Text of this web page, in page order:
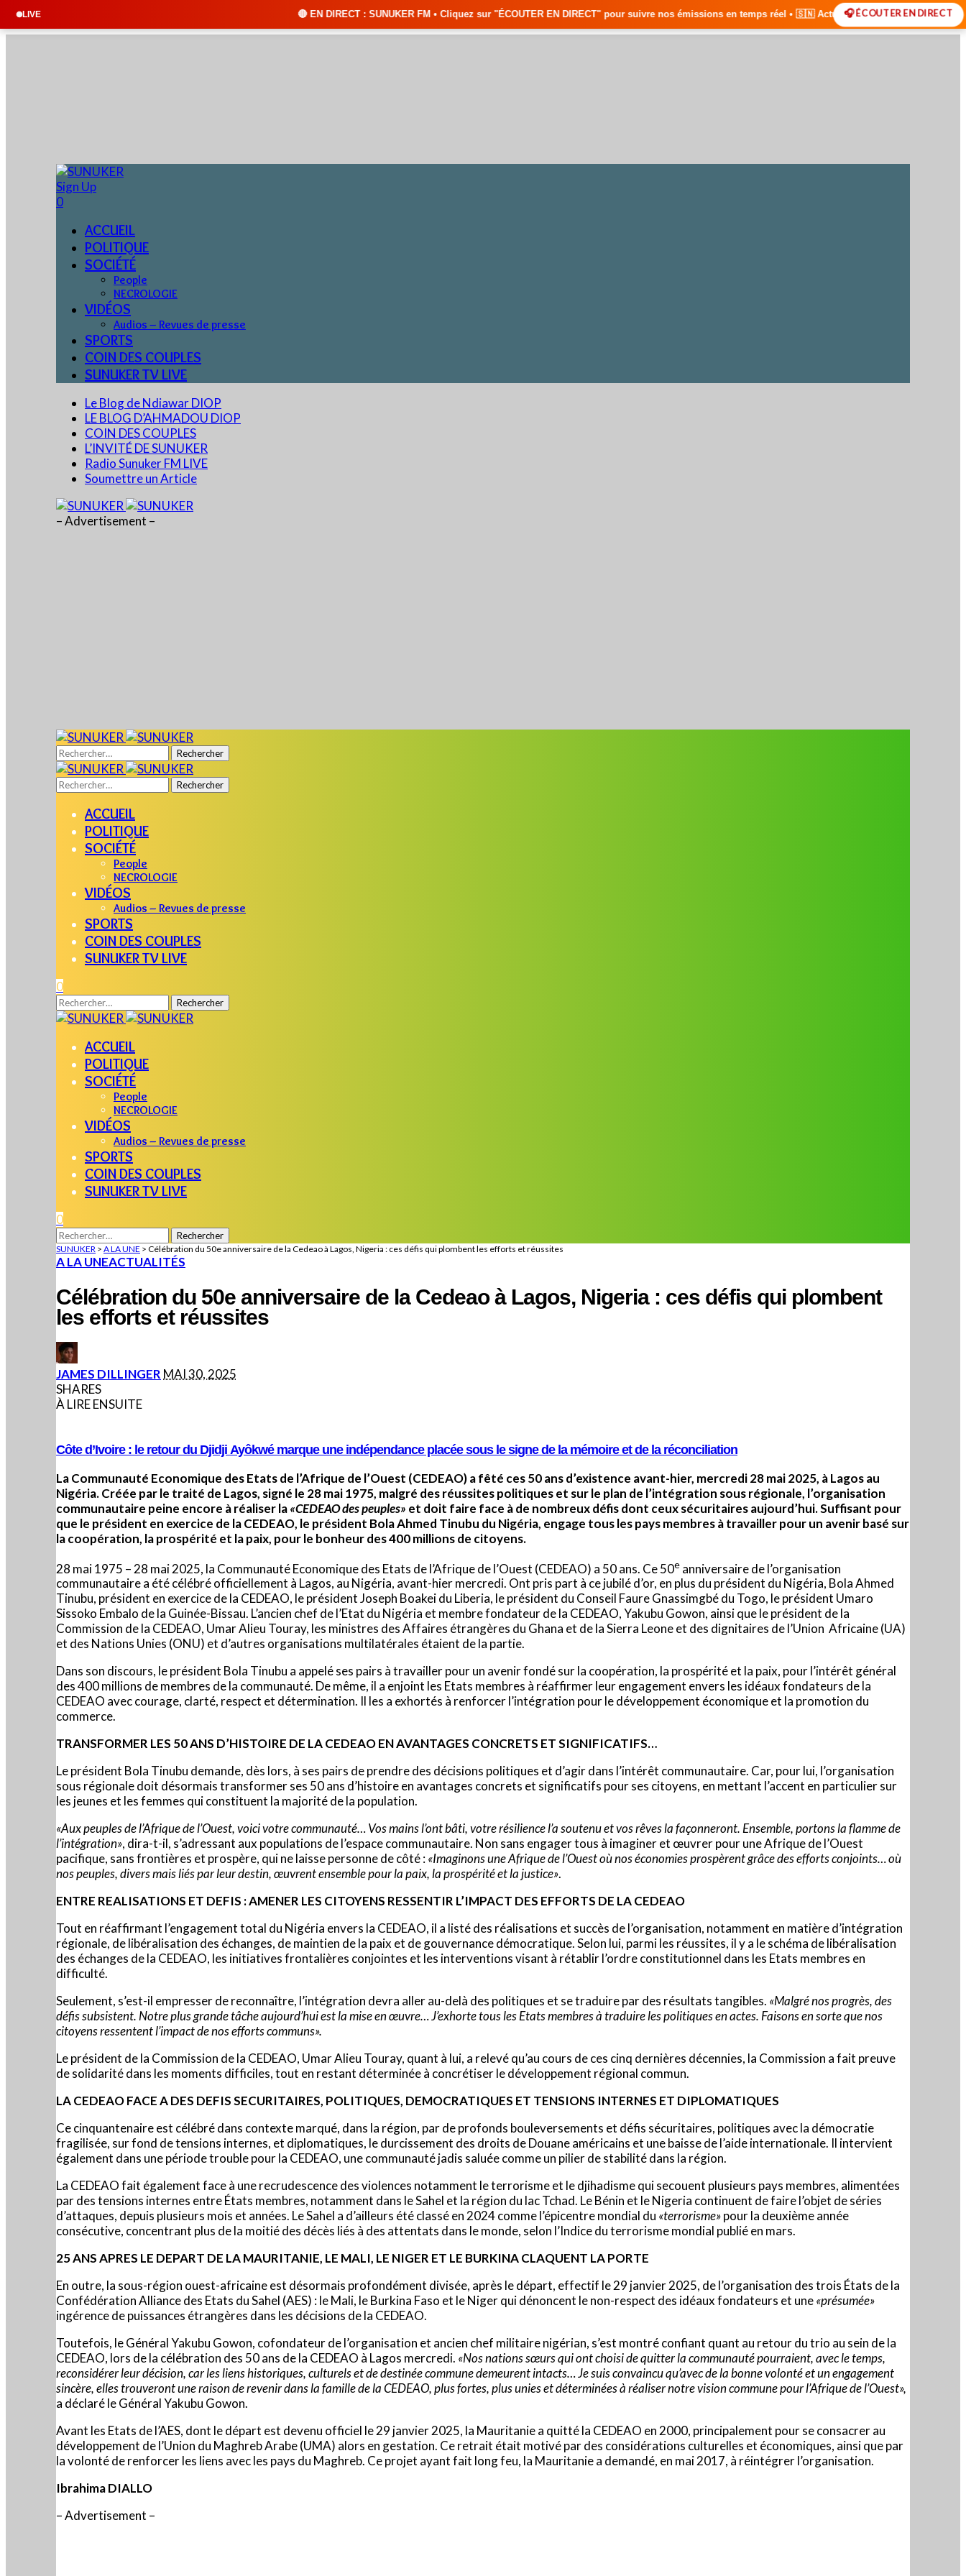
LIVE 🔴 EN DIRECT : SUNUKER FM • Cliquez sur "ÉCOUTER EN DIRECT" pour suivre nos émissions en temps réel • 🇸🇳 Actualités du Sénégal • 🌍 Actualités🎧 ÉCOUTER EN DIRECT
Sign Up
0
ACCUEIL
POLITIQUE
SOCIÉTÉ
People
NECROLOGIE
VIDÉOS
Audios – Revues de presse
SPORTS
COIN DES COUPLES
SUNUKER TV LIVE
Le Blog de Ndiawar DIOP
LE BLOG D’AHMADOU DIOP
COIN DES COUPLES
L’INVITÉ DE SUNUKER
Radio Sunuker FM LIVE
Soumettre un Article
– Advertisement –
Rechercher :
Rechercher :
ACCUEIL
POLITIQUE
SOCIÉTÉ
People
NECROLOGIE
VIDÉOS
Audios – Revues de presse
SPORTS
COIN DES COUPLES
SUNUKER TV LIVE
0
Rechercher :
ACCUEIL
POLITIQUE
SOCIÉTÉ
People
NECROLOGIE
VIDÉOS
Audios – Revues de presse
SPORTS
COIN DES COUPLES
SUNUKER TV LIVE
0
Rechercher :
SUNUKER > A LA UNE > Célébration du 50e anniversaire de la Cedeao à Lagos, Nigeria : ces défis qui plombent les efforts et réussites
A LA UNEACTUALITÉS
Célébration du 50e anniversaire de la Cedeao à Lagos, Nigeria : ces défis qui plombent
les efforts et réussites
POSTED
BY
JAMES DILLINGER MAI 30, 2025
SHARES
À LIRE ENSUITE
Côte d’Ivoire : le retour du Djidji Ayôkwé marque une indépendance placée sous le signe de la mémoire et de la réconciliation
La Communauté Economique des Etats de l’Afrique de l’Ouest (CEDEAO) a fêté ces 50 ans d’existence avant-hier, mercredi 28 mai 2025, à Lagos au
Nigéria. Créée par le traité de Lagos, signé le 28 mai 1975, malgré des réussites politiques et sur le plan de l’intégration sous régionale, l’organisation
communautaire peine encore à réaliser la«CEDEAO des peuples» et doit faire face à de nombreux défis dont ceux sécuritaires aujourd’hui.Suffisant pour
que le président en exercice de la CEDEAO, le président Bola Ahmed Tinubu du Nigéria, engage tous les pays membres à travailler pour un avenir basé sur
la coopération, la prospérité et la paix, pour le bonheur des 400 millions de citoyens.
28 mai 1975 – 28 mai 2025, la Communauté Economique des Etats de l’Afrique de l’Ouest (CEDEAO) a 50 ans. Ce 50e anniversaire de l’organisation
communautaire a été célébré officiellement à Lagos, au Nigéria, avant-hier mercredi. Ont pris part à ce jubilé d’or, en plus du président du Nigéria, Bola Ahmed
Tinubu, président en exercice de la CEDEAO, le président Joseph Boakei du Liberia, le président du Conseil Faure Gnassimgbé du Togo, le président Umaro
Sissoko Embalo de la Guinée-Bissau. L’ancien chef de l’Etat du Nigéria et membre fondateur de la CEDEAO, Yakubu Gowon, ainsi que le président de la
Commission de la CEDEAO, Umar Alieu Touray, les ministres des Affaires étrangères du Ghana et de la Sierra Leone et des dignitaires de l’Union Africaine (UA)
et des Nations Unies (ONU) et d’autres organisations multilatérales étaient de la partie.
Dans son discours, le président Bola Tinubu a appelé ses pairs à travailler pour un avenir fondé sur la coopération, la prospérité et la paix, pour l’intérêt général
des 400 millions de membres de la communauté. De même, il a enjoint les Etats membres à réaffirmer leur engagement envers les idéaux fondateurs de la
CEDEAO avec courage, clarté, respect et détermination. Il les a exhortés à renforcer l’intégration pour le développement économique et la promotion du
commerce.
TRANSFORMER LES 50 ANS D’HISTOIRE DE LA CEDEAO EN AVANTAGES CONCRETS ET SIGNIFICATIFS…
Le président Bola Tinubu demande, dès lors, à ses pairs de prendre des décisions politiques et d’agir dans l’intérêt communautaire. Car, pour lui, l’organisation
sous régionale doit désormais transformer ses 50 ans d’histoire en avantages concrets et significatifs pour ses citoyens, en mettant l’accent en particulier sur
les jeunes et les femmes qui constituent la majorité de la population.
«Aux peuples de l’Afrique de l’Ouest, voici votre communauté… Vos mains l’ont bâti, votre résilience l’a soutenu et vos rêves la façonneront. Ensemble, portons la flamme de
l’intégration», dira-t-il, s’adressant aux populations de l’espace communautaire. Non sans engager tous à imaginer et œuvrer pour une Afrique de l’Ouest
pacifique, sans frontières et prospère, qui ne laisse personne de côté :«Imaginons une Afrique de l’Ouest où nos économies prospèrent grâce des efforts conjoints… où
nos peuples, divers mais liés par leur destin, œuvrent ensemble pour la paix, la prospérité et la justice».
ENTRE REALISATIONS ET DEFIS : AMENER LES CITOYENS RESSENTIR L’IMPACT DES EFFORTS DE LA CEDEAO
Tout en réaffirmant l’engagement total du Nigéria envers la CEDEAO, il a listé des réalisations et succès de l’organisation, notamment en matière d’intégration
régionale, de libéralisation des échanges, de maintien de la paix et de gouvernance démocratique. Selon lui, parmi les réussites, il y a le schéma de libéralisation
des échanges de la CEDEAO, les initiatives frontalières conjointes et les interventions visant à rétablir l’ordre constitutionnel dans les Etats membres en
difficulté.
Seulement, s’est-il empresser de reconnaître, l’intégration devra aller au-delà des politiques et se traduire par des résultats tangibles. «Malgré nos progrès, des
défis subsistent. Notre plus grande tâche aujourd’hui est la mise en œuvre… J’exhorte tous les Etats membres à traduire les politiques en actes. Faisons en sorte que nos
citoyens ressentent l’impact de nos efforts communs».
Le président de la Commission de la CEDEAO, Umar Alieu Touray, quant à lui, a relevé qu’au cours de ces cinq dernières décennies, la Commission a fait preuve
de solidarité dans les moments difficiles, tout en restant déterminée à concrétiser le développement régional commun.
LA CEDEAO FACE A DES DEFIS SECURITAIRES, POLITIQUES, DEMOCRATIQUES ET TENSIONS INTERNES ET DIPLOMATIQUES
Ce cinquantenaire est célébré dans contexte marqué, dans la région, par de profonds bouleversements et défis sécuritaires, politiques avec la démocratie
fragilisée, sur fond de tensions internes, et diplomatiques, le durcissement des droits de Douane américains et une baisse de l’aide internationale. Il intervient
également dans une période trouble pour la CEDEAO, une communauté jadis saluée comme un pilier de stabilité dans la région.
La CEDEAO fait également face à une recrudescence des violences notamment le terrorisme et le djihadisme qui secouent plusieurs pays membres, alimentées
par des tensions internes entre États membres, notamment dans le Sahel et la région du lac Tchad. Le Bénin et le Nigeria continuent de faire l’objet de séries
d’attaques, depuis plusieurs mois et années. Le Sahel a d’ailleurs été classé en 2024 comme l’épicentre mondial du «terrorisme»pour la deuxième année
consécutive, concentrant plus de la moitié des décès liés à des attentats dans le monde, selon l’Indice du terrorisme mondial publié en mars.
25 ANS APRES LE DEPART DE LA MAURITANIE, LE MALI, LE NIGER ET LE BURKINA CLAQUENT LA PORTE
En outre, la sous-région ouest-africaine est désormais profondément divisée, après le départ, effectif le 29 janvier 2025, de l’organisation des trois États de la
Confédération Alliance des Etats du Sahel (AES) : le Mali, le Burkina Faso et le Niger qui dénoncent le non-respect des idéaux fondateurs et une«présumée»
ingérence de puissances étrangères dans les décisions de la CEDEAO.
Toutefois, le Général Yakubu Gowon, cofondateur de l’organisation et ancien chef militaire nigérian, s’est montré confiant quant au retour du trio au sein de la
CEDEAO, lors de la célébration des 50 ans de la CEDEAO à Lagos mercredi. «Nos nations sœurs qui ont choisi de quitter la communauté pourraient, avec le temps,
reconsidérer leur décision, car les liens historiques, culturels et de destinée commune demeurent intacts… Je suis convaincu qu’avec de la bonne volonté et un engagement
sincère, elles trouveront une raison de revenir dans la famille de la CEDEAO, plus fortes, plus unies et déterminées à réaliser notre vision commune pour l’Afrique de l’Ouest»,
a déclaré le Général Yakubu Gowon.
Avant les Etats de l’AES, dont le départ est devenu officiel le 29 janvier 2025, la Mauritanie a quitté la CEDEAO en 2000, principalement pour se consacrer au
développement de l’Union du Maghreb Arabe (UMA) alors en gestation. Ce retrait était motivé par des considérations culturelles et économiques, ainsi que par
la volonté de renforcer les liens avec les pays du Maghreb. Ce projet ayant fait long feu, la Mauritanie a demandé, en mai 2017, à réintégrer l’organisation.
Ibrahima DIALLO
– Advertisement –